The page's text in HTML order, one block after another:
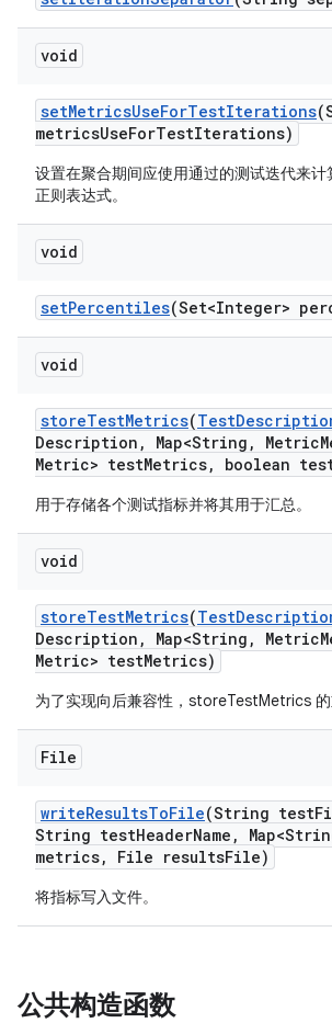
void
setMetricsUseForTestIterations
metricsUseForTestIterations)
设置在聚合期间应使用通过的测试迭代来计
正则表达式。
void
setPercentiles(Set<Integer>
void
storeTestMetrics(Test
Description , Map<String , Metric
Metric> testMetrics, boolean
用于存储各个测试指标并将其用于汇总。
void
storeTestMetrics(Test
Description , Map<String , Metric
Metric> testMetrics)
为了实现向后兼容性，storeTestMetrics 的
File
writeResultsToFile(String test
String testHeaderName ,
metrics, File resultsFile)
将指标写入文件。
公共构造函数